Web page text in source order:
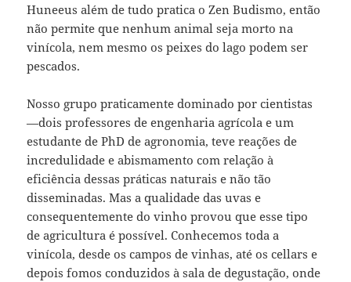
Huneeus além de tudo pratica o Zen Budismo, então
não permite que nenhum animal seja morto na
vinícola, nem mesmo os peixes do lago podem ser
pescados.
Nosso grupo praticamente dominado por cientistas
—dois professores de engenharia agrícola e um
estudante de PhD de agronomia, teve reações de
incredulidade e abismamento com relação à
eficiência dessas práticas naturais e não tão
disseminadas. Mas a qualidade das uvas e
consequentemente do vinho provou que esse tipo
de agricultura é possível. Conhecemos toda a
vinícola, desde os campos de vinhas, até os cellars e
depois fomos conduzidos à sala de degustação, onde